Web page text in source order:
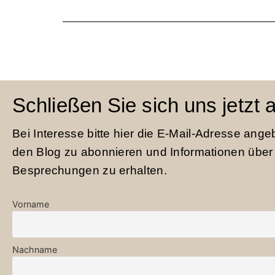
Schließen Sie sich uns jetzt
Bei Interesse bitte hier die E-Mail-Adresse
den Blog zu abonnieren und Informationen
Besprechungen zu erhalten.
Vorname
Nachname